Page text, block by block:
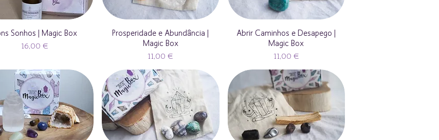
Sonhos | Magic Box
Preço
16,00 €
Prosperidade e Abundância |
Magic Box
Preço
11,00 €
Abrir Caminhos e Desapego |
Magic Box
Preço
11,00 €